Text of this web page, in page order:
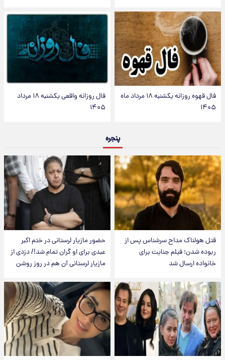
فال قهوه روزانه یکشنبه ۱۸ مرداد ماه
۱۴۰۵
فال روزانه واقعی یکشنبه ۱۸ مرداد
۱۴۰۵
پنجره
قتل هولناک مداح سرشناس پس از
ربوده شدن؛ فیلم جنایت برای
خانواده ارسال شد
حضور مازیار لرستانی در ختم اکبر
عبدی برای او گران تمام شد!/ دزدی از
مازیار لرستانی آن هم در روز روشن